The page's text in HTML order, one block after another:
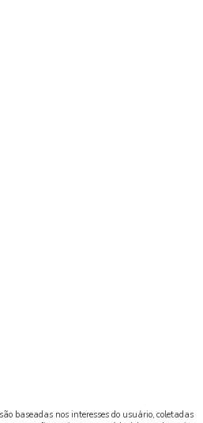
baseadas nos interesses do usuário, coletadas